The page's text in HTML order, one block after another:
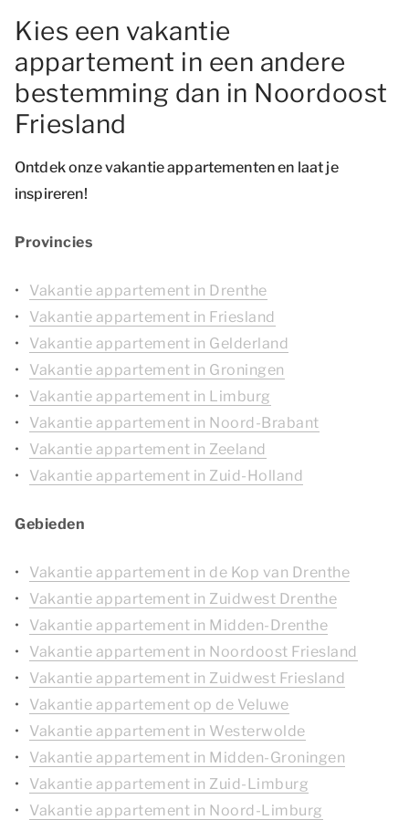
Kies een vakantie
appartement in een andere
bestemming dan in Noordoost
Friesland
Ontdek onze vakantie appartementen en laat je
inspireren!
Provincies
Vakantie appartement in Drenthe
Vakantie appartement in Friesland
Vakantie appartement in Gelderland
Vakantie appartement in Groningen
Vakantie appartement in Limburg
Vakantie appartement in Noord-Brabant
Vakantie appartement in Zeeland
Vakantie appartement in Zuid-Holland
Gebieden
Vakantie appartement in de Kop van Drenthe
Vakantie appartement in Zuidwest Drenthe
Vakantie appartement in Midden-Drenthe
Vakantie appartement in Noordoost Friesland
Vakantie appartement in Zuidwest Friesland
Vakantie appartement op de Veluwe
Vakantie appartement in Westerwolde
Vakantie appartement in Midden-Groningen
Vakantie appartement in Zuid-Limburg
Vakantie appartement in Noord-Limburg